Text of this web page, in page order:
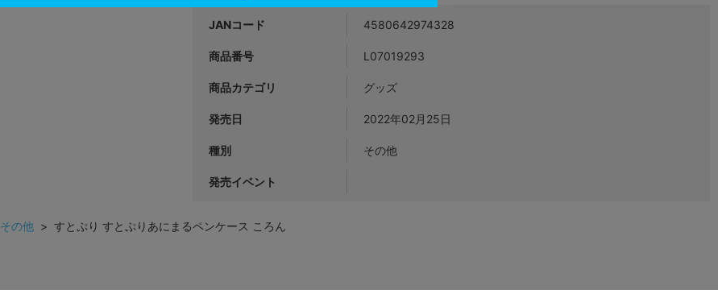
JANコード 4580642974328
商品番号 L07019293
商品カテゴリ グッズ
発売日 2022年02月25日
種別 その他
発売イベント
その他 > すとぷり すとぷりあにまるペンケース ころん